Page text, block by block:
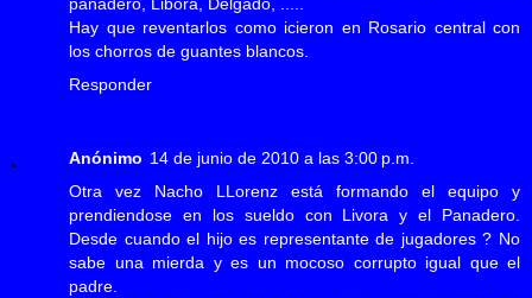
Hay que reventarlos como icieron en Rosario central con
los chorros de guantes blancos.
Responder
Anónimo 14 de junio de 2010 a las 3:00 p.m.
Otra vez Nacho LLorenz está formando el equipo y
prendiendose en los sueldo con Livora y el Panadero.
Desde cuando el hijo es representante de jugadores ? No
sabe una mierda y es un mocoso corrupto igual que el
padre.